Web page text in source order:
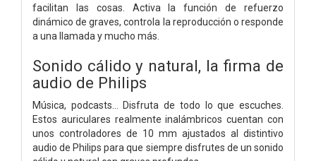
facilitan las cosas. Activa la función de refuerzo
dinámico de graves, controla la reproducción o responde
a una llamada y mucho más.
Sonido cálido y natural, la firma de
audio de Philips
Música, podcasts... Disfruta de todo lo que escuches.
Estos auriculares realmente inalámbricos cuentan con
unos controladores de 10 mm ajustados al distintivo
audio de Philips para que siempre disfrutes de un sonido